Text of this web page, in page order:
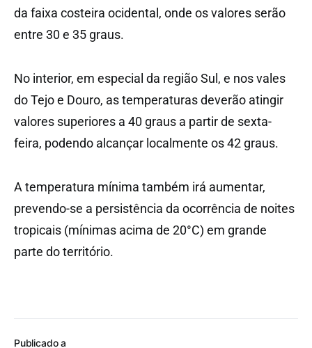
Publicado a
da faixa costeira ocidental, onde os valores serão
entre 30 e 35 graus.
No interior, em especial da região Sul, e nos vales
do Tejo e Douro, as temperaturas deverão atingir
valores superiores a 40 graus a partir de sexta-
feira, podendo alcançar localmente os 42 graus.
A temperatura mínima também irá aumentar,
prevendo-se a persistência da ocorrência de noites
tropicais (mínimas acima de 20°C) em grande
parte do território.